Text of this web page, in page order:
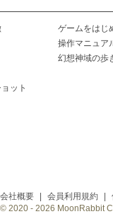
ット
ゲームをはじ
操作マニュア
幻想神域の歩
会社概要 会員利用規約
© 2020 - 2026 MoonRabbit